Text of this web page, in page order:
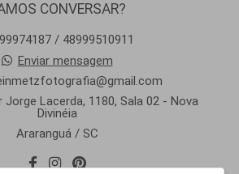
CONVERSAR?
/ 48999510911
Enviar mensagem
Jorge Lacerda, 1180, Sala 02 - Nova
Divinéia
Araranguá / SC